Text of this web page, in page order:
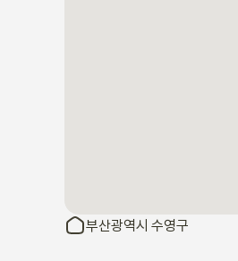
부산광역시 수영구